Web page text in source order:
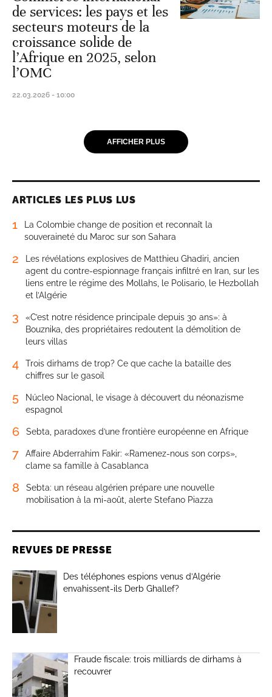
de services: les pays et les
secteurs moteurs de la
croissance solide de
l’Afrique en 2025, selon
l’OMC
22.03.2026 - 10:00
AFFICHER PLUS
ARTICLES LES PLUS LUS
1
La Colombie change de position et reconnaît la
souveraineté du Maroc sur son Sahara
2
Les révélations explosives de Matthieu Ghadiri, ancien
agent du contre-espionnage français infiltré en Iran, sur les
liens entre le régime des Mollahs, le Polisario, le Hezbollah
et l’Algérie
3
«C’est notre résidence principale depuis 30 ans»: à
Bouznika, des propriétaires redoutent la démolition de
leurs villas
4
Trois dirhams de trop? Ce que cache la bataille des
chiffres sur le gasoil
5
Núcleo Nacional, le visage à découvert du néonazisme
espagnol
6 Sebta, paradoxes d’une frontière européenne en Afrique
7
Affaire Abderrahim Fakir: «Ramenez-nous son corps»,
clame sa famille à Casablanca
8
Sebta: un réseau algérien prépare une nouvelle
mobilisation à la mi-août, alerte Stefano Piazza
REVUES DE PRESSE
Des téléphones espions venus d’Algérie
envahissent-ils Derb Ghallef?
Fraude fiscale: trois milliards de dirhams à
recouvrer